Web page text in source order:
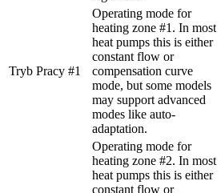
Tryb Pracy #1
Operating mode for
heating zone #1. In most
heat pumps this is either
constant flow or
compensation curve
mode, but some models
may support advanced
modes like auto-
adaptation.
Operating mode for
heating zone #2. In most
heat pumps this is either
constant flow or